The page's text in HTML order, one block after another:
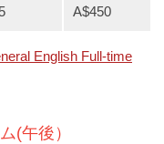
A$450
English Full-time
(午後）